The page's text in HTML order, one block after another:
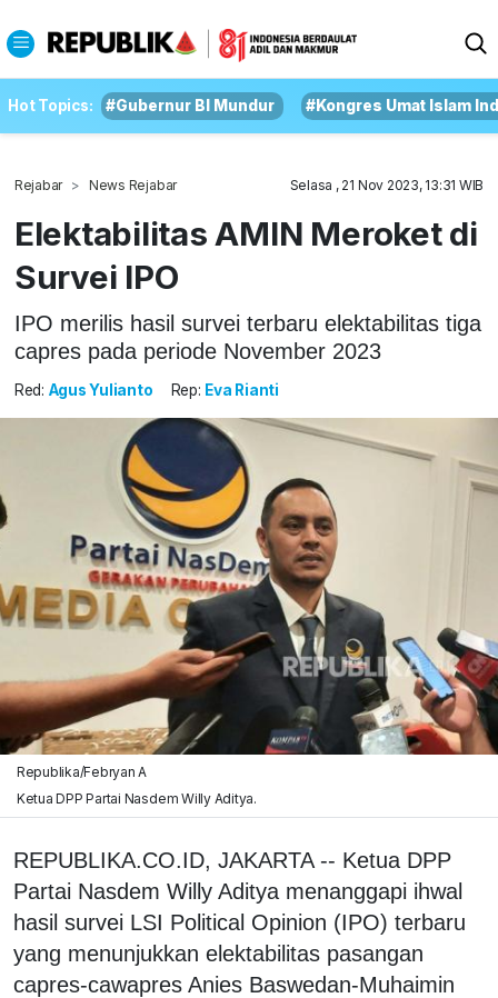
Hot Topics: #Gubernur BI Mundur #Kongres Umat Islam
Rejabar News Rejabar Selasa , 21 Nov 2023, 13:31 WIB
Elektabilitas AMIN Meroket di
Survei IPO
IPO merilis hasil survei terbaru elektabilitas tiga
capres pada periode November 2023
Red: Agus Yulianto Rep: Eva Rianti
Republika/Febryan A
Ketua DPP Partai Nasdem Willy Aditya.
REPUBLIKA.CO.ID, JAKARTA -- Ketua DPP
Partai Nasdem Willy Aditya menanggapi ihwal
hasil survei LSI Political Opinion (IPO) terbaru
yang menunjukkan elektabilitas pasangan
capres-cawapres Anies Baswedan-Muhaimin